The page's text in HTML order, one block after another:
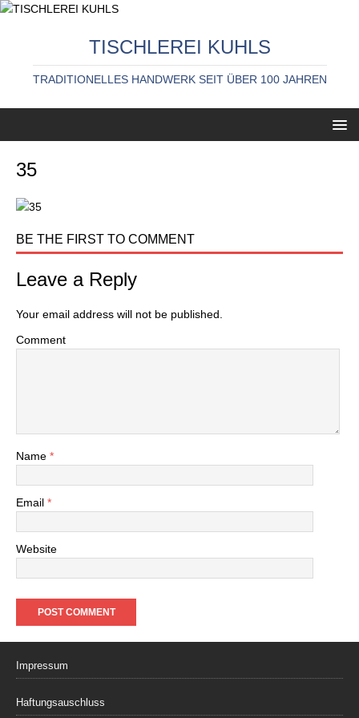
TISCHLEREI KUHLS
TRADITIONELLES HANDWERK SEIT ÜBER 100 JAHREN
35
BE THE FIRST TO COMMENT
Leave a Reply
Your email address will not be published.
Comment
Name *
Email *
Website
Impressum
Haftungsauschluss